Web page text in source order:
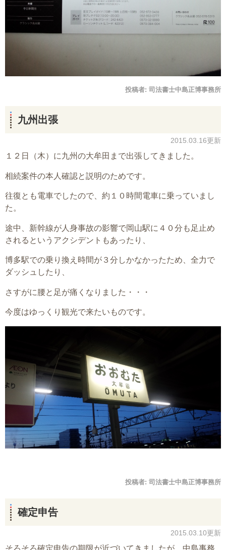
投稿者: 司法書士中島正博事務所
九州出張
2015.03.16更新
１２日（木）に九州の大牟田まで出張してきました。
相続案件の本人確認と説明のためです。
往復とも電車でしたので、約１０時間電車に乗っていまし
た。
途中、新幹線が人身事故の影響で岡山駅に４０分も足止め
されるというアクシデントもあったり、
博多駅での乗り換え時間が３分しかなかったため、全力で
ダッシュしたり、
さすがに腰と足が痛くなりました・・・
今度はゆっくり観光で来たいものです。
投稿者: 司法書士中島正博事務所
確定申告
2015.03.10更新
そろそろ確定申告の期限が近づいてきましたが、中島事務